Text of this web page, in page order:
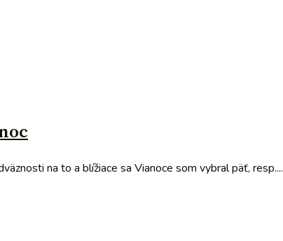
na to a blížiace sa Vianoce som vybral päť, resp....